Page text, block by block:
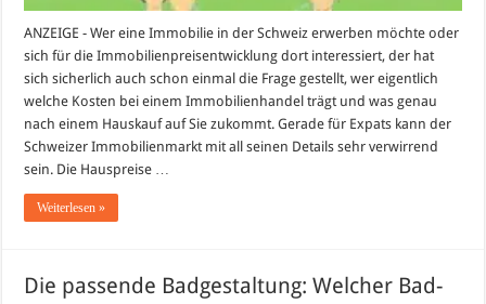
ANZEIGE - Wer eine Immobilie in der Schweiz erwerben möchte oder
sich für die Immobilienpreisentwicklung dort interessiert, der hat
sich sicherlich auch schon einmal die Frage gestellt, wer eigentlich
welche Kosten bei einem Immobilienhandel trägt und was genau
nach einem Hauskauf auf Sie zukommt. Gerade für Expats kann der
Schweizer Immobilienmarkt mit all seinen Details sehr verwirrend
sein. Die Hauspreise …
Weiterlesen »
Die passende Badgestaltung: Welcher Bad-